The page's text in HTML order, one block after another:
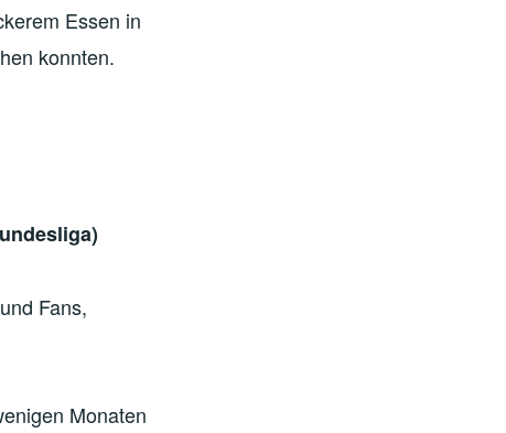
Essen in
konnten.
Fans,
Monaten